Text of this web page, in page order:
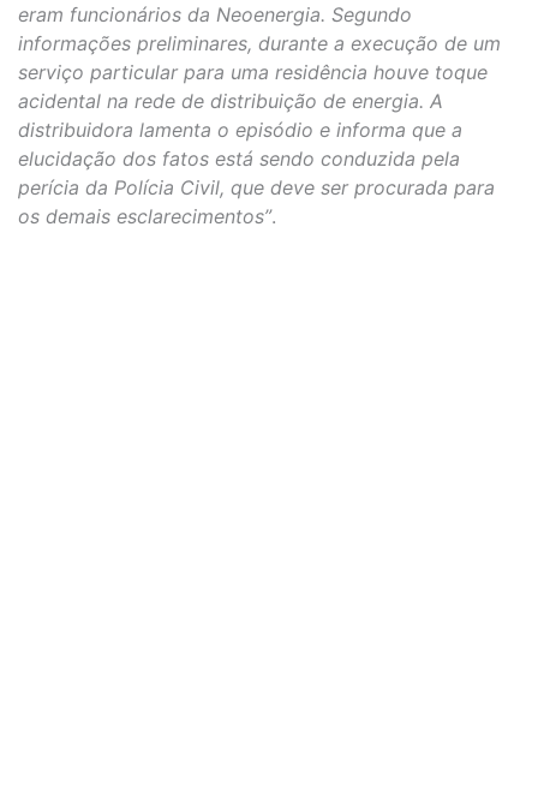
eram funcionários da Neoenergia. Segundo
informações preliminares, durante a execução de um
serviço particular para uma residência houve toque
acidental na rede de distribuição de energia. A
distribuidora lamenta o episódio e informa que a
elucidação dos fatos está sendo conduzida pela
perícia da Polícia Civil, que deve ser procurada para
os demais esclarecimentos”.